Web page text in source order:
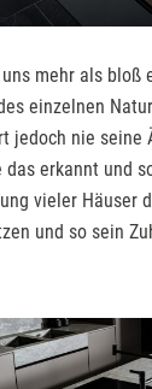
mehr als bloß
einzelnen
jedoch nie seine
das erkannt und
vieler Häuser
und so sein